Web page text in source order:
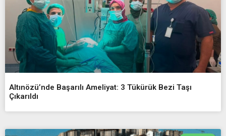
Altınözü’nde Başarılı Ameliyat: 3 Tükürük Bezi Taşı
Çıkarıldı